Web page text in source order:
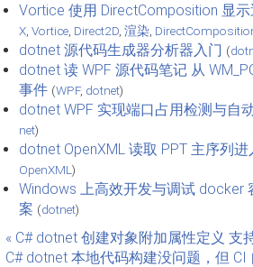
Vortice 使用 DirectComposition 显示
X Vortice Direct2D 渲染
dotnet 源代码生成器分析器入门 (
dotnet 读 WPF 源代码笔记 从
事件 (WPF, dotnet)
dotnet WPF 实现端口占用检测与自
net)
dotnet OpenXML 读取 PPT 主序列
OpenXML )
Windows 上高效开发与调试 docker
案 (dotnet)
« C# dotnet 创建对象附加属性定义 支
C# dotnet 本地代码构建没问题，但